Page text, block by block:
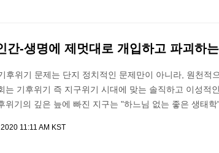
간-생명에 제멋대로 개입하고 파괴하
후위기 문제는 단지 정치적인 문제만이 아니라, 원천적
는 기후위기 즉 지구위기 시대에 맞는 솔직하고 이성적
위기의 깊은 늪에 빠진 지구는 "하느님 없는 좋은 생태
11:11 AM KST